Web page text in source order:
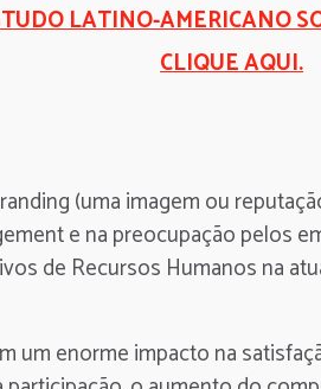
LATINO-AMERICANO
CLIQUE AQUI.
(uma imagem ou
e na preocupação pelos
vos de Recursos Humanos na
um enorme impacto na